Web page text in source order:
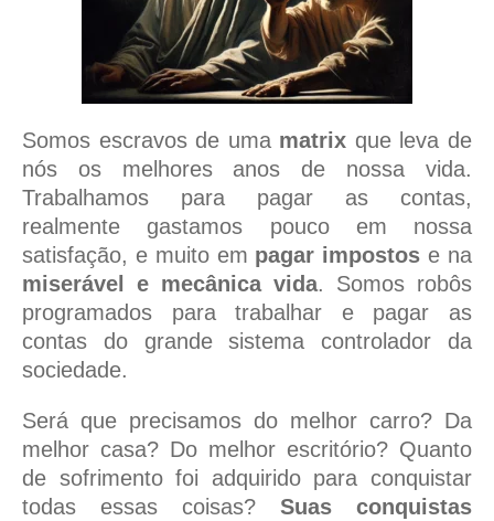
Somos escravos de uma matrix que leva de
nós os melhores anos de nossa vida.
Trabalhamos para pagar as contas,
realmente gastamos pouco em nossa
satisfação, e muito em pagar impostos e na
miserável e mecânica vida. Somos robôs
programados para trabalhar e pagar as
contas do grande sistema controlador da
sociedade.
Será que precisamos do melhor carro? Da
melhor casa? Do melhor escritório? Quanto
de sofrimento foi adquirido para conquistar
todas essas coisas? Suas conquistas